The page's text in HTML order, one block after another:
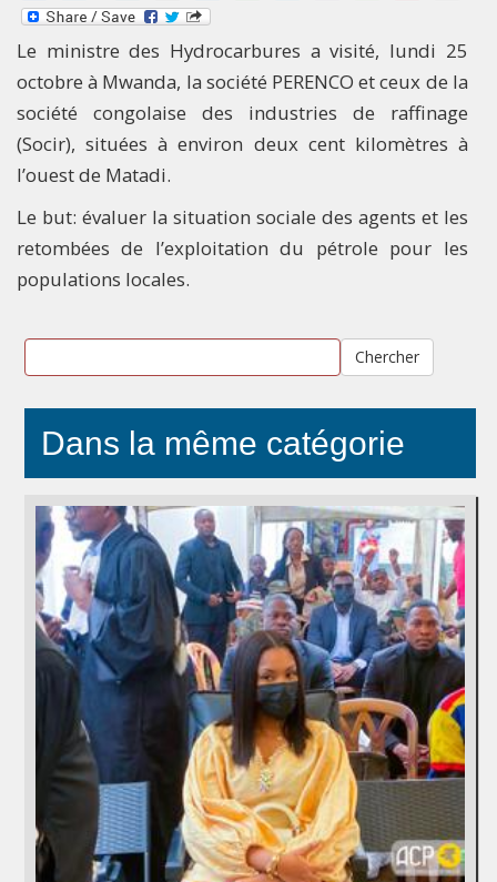
Le ministre des Hydrocarbures a visité, lundi 25
octobre à Mwanda, la société PERENCO et ceux de la
société congolaise des industries de raffinage
(Socir), situées à environ deux cent kilomètres à
l’ouest de Matadi.
Le but: évaluer la situation sociale des agents et les
retombées de l’exploitation du pétrole pour les
populations locales.
Chercher
Dans la même catégorie